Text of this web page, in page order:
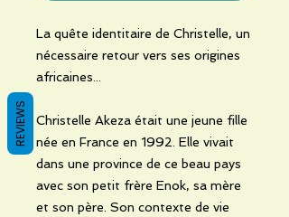
La quête identitaire de Christelle, un
nécessaire retour vers ses origines
africaines...
Christelle Akeza était une jeune fille
née en France en 1992. Elle vivait
dans une province de ce beau pays
avec son petit frère Enok, sa mère
et son père. Son contexte de vie
REVIEWS